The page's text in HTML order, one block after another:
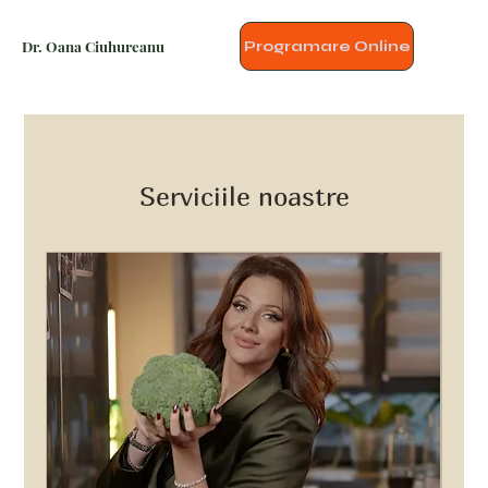
Dr. Oana Ciuhureanu Programare Online
Serviciile noastre